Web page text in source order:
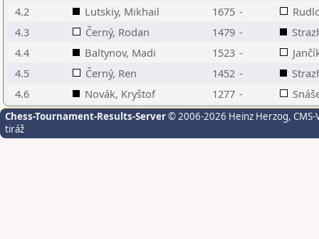
4.2
Lutskiy, Mikhail 1675 -
4.3
Černý, Rodan 1479 -
4.4
Baltynov, Madi 1523 -
4.5
Černý, Ren 1452 -
4.6
Novák, Kryštof 1277 -
Chess-Tournament-Results-Server© 2006-2026 Heinz Herzog,
tiráž